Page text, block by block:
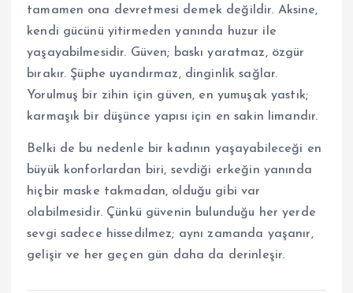
tamamen ona devretmesi demek değildir. Aksine,
kendi gücünü yitirmeden yanında huzur ile
yaşayabilmesidir. Güven; baskı yaratmaz, özgür
bırakır. Şüphe uyandırmaz, dinginlik sağlar.
Yorulmuş bir zihin için güven, en yumuşak yastık;
karmaşık bir düşünce yapısı için en sakin limandır.
Belki de bu nedenle bir kadının yaşayabileceği en
büyük konforlardan biri, sevdiği erkeğin yanında
hiçbir maske takmadan, olduğu gibi var
olabilmesidir. Çünkü güvenin bulunduğu her yerde
sevgi sadece hissedilmez; aynı zamanda yaşanır,
gelişir ve her geçen gün daha da derinleşir.